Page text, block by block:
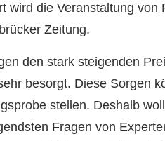
wird die Veranstaltung von
Zeitung.
den stark steigenden
besorgt. Diese Sorgen
stellen. Deshalb
Fragen von